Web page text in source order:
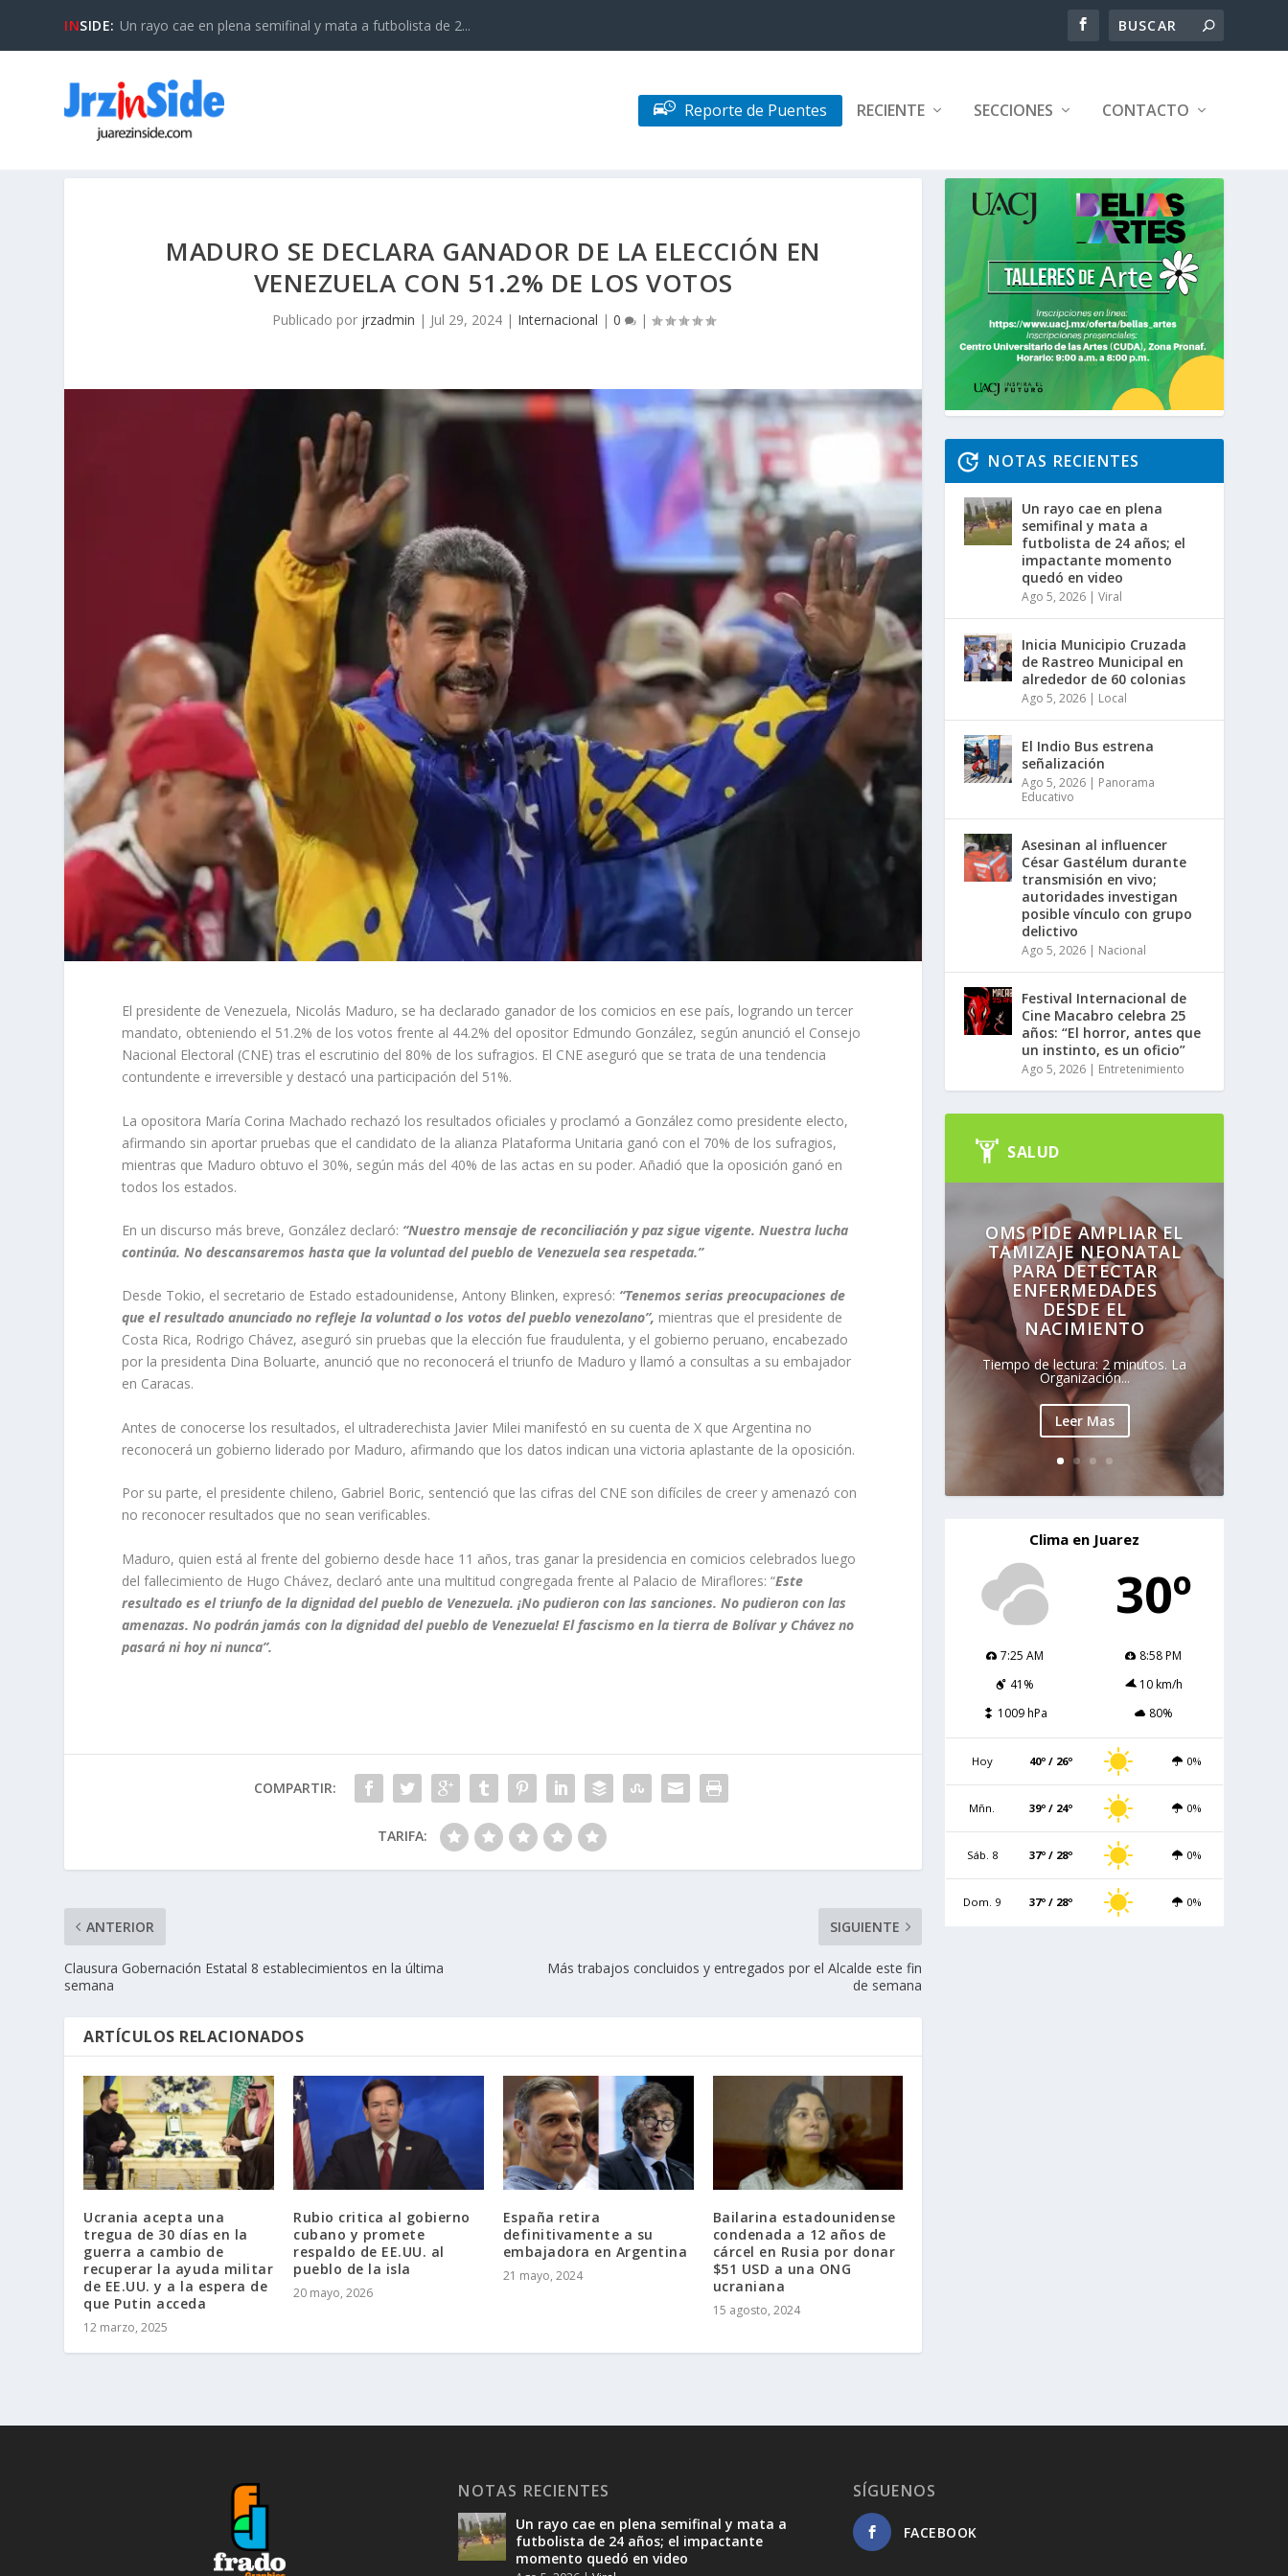
INSIDE: Un rayo cae en plena semifinal y mata a futbolista de 2...
Reporte de Puentes RECIENTE SECCIONES CONTACTO
MADURO SE DECLARA GANADOR DE LA ELECCIÓN EN
VENEZUELA CON 51.2% DE LOS VOTOS
Publicado por jrzadmin | Jul 29, 2024| Internacional | 0 |
El presidente de Venezuela, Nicolás Maduro, se ha declarado ganador de los comicios en ese país, logrando un tercer
mandato, obteniendo el 51.2% de los votos frente al 44.2% del opositor Edmundo González, según anunció el Consejo
Nacional Electoral (CNE) tras el escrutinio del 80% de los sufragios. El CNE aseguró que se trata de una tendencia
contundente e irreversible y destacó una participación del 51%.
La opositora María Corina Machado rechazó los resultados oficiales y proclamó a González como presidente electo,
afirmando sin aportar pruebas que el candidato de la alianza Plataforma Unitaria ganó con el 70% de los sufragios,
mientras que Maduro obtuvo el 30%, según más del 40% de las actas en su poder. Añadió que la oposición ganó en
todos los estados.
En un discurso más breve, González declaró: “Nuestro mensaje de reconciliación y paz sigue vigente. Nuestra lucha
continúa. No descansaremos hasta que la voluntad del pueblo de Venezuela sea respetada.”
Desde Tokio, el secretario de Estado estadounidense, Antony Blinken, expresó: “Tenemos serias preocupaciones de
que el resultado anunciado no refleje la voluntad o los votos del pueblo venezolano”, mientras que el presidente de
Costa Rica, Rodrigo Chávez, aseguró sin pruebas que la elección fue fraudulenta, y el gobierno peruano, encabezado
por la presidenta Dina Boluarte, anunció que no reconocerá el triunfo de Maduro y llamó a consultas a su embajador
en Caracas.
Antes de conocerse los resultados, el ultraderechista Javier Milei manifestó en su cuenta de X que Argentina no
reconocerá un gobierno liderado por Maduro, afirmando que los datos indican una victoria aplastante de la oposición.
Por su parte, el presidente chileno, Gabriel Boric, sentenció que las cifras del CNE son difíciles de creer y amenazó con
no reconocer resultados que no sean verificables.
Maduro, quien está al frente del gobierno desde hace 11 años, tras ganar la presidencia en comicios celebrados luego
del fallecimiento de Hugo Chávez, declaró ante una multitud congregada frente al Palacio de Miraflores: “Este
resultado es el triunfo de la dignidad del pueblo de Venezuela. ¡No pudieron con las sanciones. No pudieron con las
amenazas. No podrán jamás con la dignidad del pueblo de Venezuela! El fascismo en la tierra de Bolívar y Chávez no
pasará ni hoy ni nunca”.
COMPARTIR:
TARIFA:
ANTERIOR
Clausura Gobernación Estatal 8 establecimientos en la última
semana
SIGUIENTE
Más trabajos concluidos y entregados por el Alcalde este fin
de semana
ARTÍCULOS RELACIONADOS
Ucrania acepta una
tregua de 30 días en la
guerra a cambio de
recuperar la ayuda militar
de EE.UU. y a la espera de
que Putin acceda
12 marzo, 2025
Rubio critica al gobierno
cubano y promete
respaldo de EE.UU. al
pueblo de la isla
20 mayo, 2026
España retira
definitivamente a su
embajadora en Argentina
21 mayo, 2024
Bailarina estadounidense
condenada a 12 años de
cárcel en Rusia por donar
$51 USD a una ONG
ucraniana
15 agosto, 2024
NOTAS RECIENTES
Un rayo cae en plena
semifinal y mata a
futbolista de 24 años; el
impactante momento
quedó en video
Ago 5, 2026 |Viral
Inicia Municipio Cruzada
de Rastreo Municipal en
alrededor de 60 colonias
Ago 5, 2026 | Local
El Indio Bus estrena
señalización
Ago 5, 2026 | Panorama
Educativo
Asesinan al influencer
César Gastélum durante
transmisión en vivo;
autoridades investigan
posible vínculo con grupo
delictivo
Ago 5, 2026 | Nacional
Festival Internacional de
Cine Macabro celebra 25
años: “El horror, antes que
un instinto, es un oficio”
Ago 5, 2026 | Entretenimiento
SALUD
OMS PIDE AMPLIAR EL
TAMIZAJE NEONATAL
PARA DETECTAR
ENFERMEDADES
DESDE EL
NACIMIENTO
Tiempo de lectura: 2 minutos. La
Organización...
Leer Mas
Clima en Juarez
30º
7:25 AM
8:58 PM
41%
10 km/h
1009 hPa
80%
Hoy 40º / 26º 0%
Mñn. 39º / 24º 0%
Sáb. 8 37º / 28º 0%
Dom. 9 37º / 28º 0%
NOTAS RECIENTES
Un rayo cae en plena semifinal y mata a
futbolista de 24 años; el impactante
momento quedó en video
SÍGUENOS
FACEBOOK